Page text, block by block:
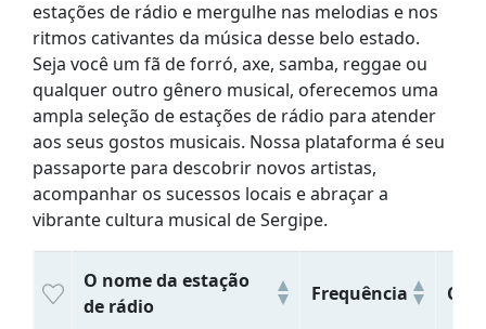
estações de rádio e mergulhe nas melodias e nos
ritmos cativantes da música desse belo estado.
Seja você um fã de forró, axe, samba, reggae ou
qualquer outro gênero musical, oferecemos uma
ampla seleção de estações de rádio para atender
aos seus gostos musicais. Nossa plataforma é seu
passaporte para descobrir novos artistas,
acompanhar os sucessos locais e abraçar a
vibrante cultura musical de Sergipe.
O nome da estação
de rádio
Frequência